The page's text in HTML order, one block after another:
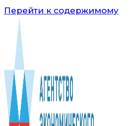
Перейти к содержимому